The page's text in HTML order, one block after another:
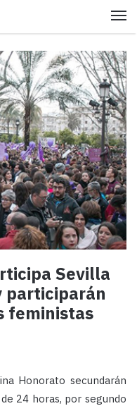
Sevilla
participarán
feministas
Honorato secundarán
24 horas, por segundo